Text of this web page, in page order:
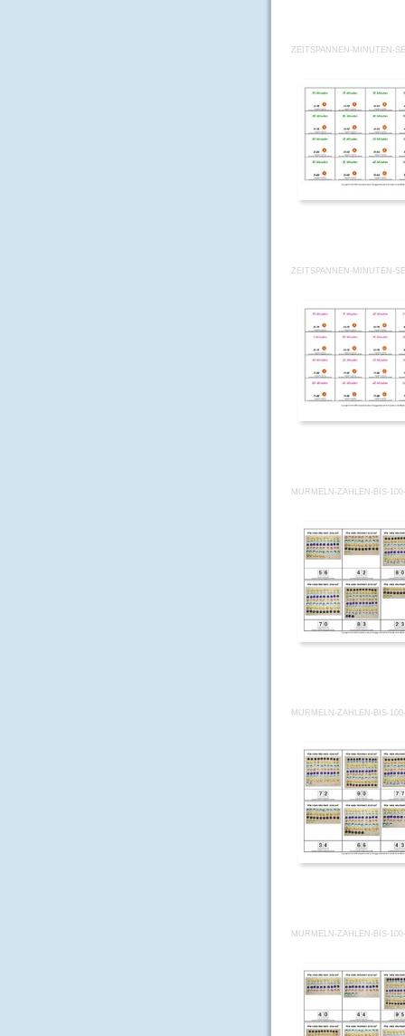
ZEITSPANNEN-MINUTEN-
ZEITSPANNEN-MINUTEN-
MURMELN-ZAHLEN-BIS-
MURMELN-ZAHLEN-BIS-
MURMELN-ZAHLEN-BIS-